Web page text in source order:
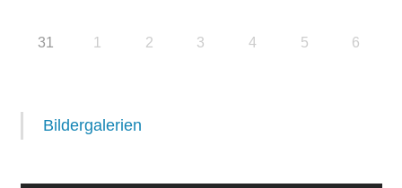
31 1 2 3 4 5 6
Bildergalerien